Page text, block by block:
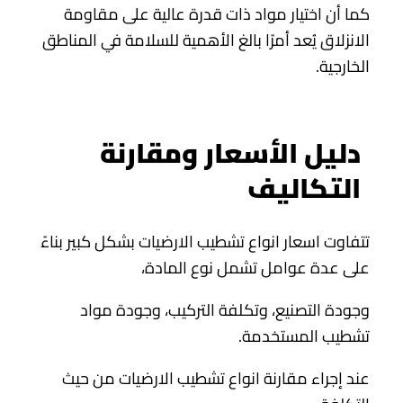
كما أن اختيار مواد ذات قدرة عالية على مقاومة
الانزلاق يُعد أمرًا بالغ الأهمية للسلامة في المناطق
الخارجية.
دليل الأسعار ومقارنة
التكاليف
تتفاوت اسعار انواع تشطيب الارضيات بشكل كبير بناءً
على عدة عوامل تشمل نوع المادة،
وجودة التصنيع، وتكلفة التركيب، وجودة مواد
تشطيب المستخدمة.
عند إجراء مقارنة انواع تشطيب الارضيات من حيث